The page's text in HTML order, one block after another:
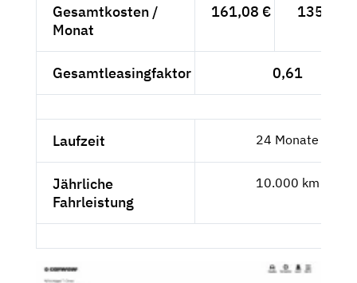
Gesamtkosten /
Monat
161,08 € 135,36 €
Gesamtleasingfaktor 0,61
Laufzeit 24 Monate
Jährliche
Fahrleistung
10.000 km